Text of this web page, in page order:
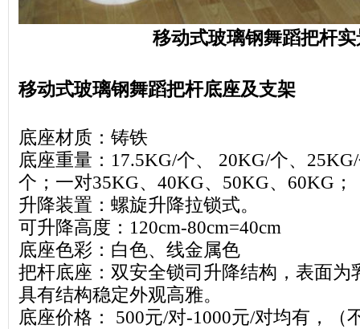
移动式玻璃钢舞蹈把杆
移动式玻璃钢舞蹈把杆底座及支架
底座材质：铸铁
底座重量：17.5KG/个、 20KG/个、
个；一对35KG、40KG、50KG、60KG；
升降装置：螺旋升降拉锁式。
可升降高度：120cm-80cm=40cm
底座色彩：白色、线金属色
把杆底座：双安全锁司升降结构，表面为
具有结构稳定外观高雅。
底座价格： 500元/对-1000元/对均有，（